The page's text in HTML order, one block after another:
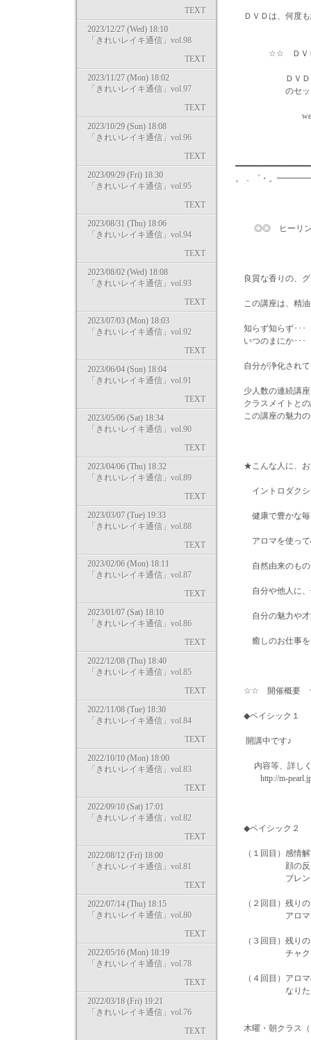
TEXT
2023/12/27 (Wed) 18:10
「きれいレイキ通信」vol.98
TEXT
2023/11/27 (Mon) 18:02
「きれいレイキ通信」vol.97
TEXT
2023/10/29 (Sun) 18:08
「きれいレイキ通信」vol.96
TEXT
2023/09/29 (Fri) 18:30
「きれいレイキ通信」vol.95
TEXT
2023/08/31 (Thu) 18:06
「きれいレイキ通信」vol.94
TEXT
2023/08/02 (Wed) 18:08
「きれいレイキ通信」vol.93
TEXT
2023/07/03 (Mon) 18:03
「きれいレイキ通信」vol.92
TEXT
2023/06/04 (Sun) 18:04
「きれいレイキ通信」vol.91
TEXT
2023/05/06 (Sat) 18:34
「きれいレイキ通信」vol.90
TEXT
2023/04/06 (Thu) 18:32
「きれいレイキ通信」vol.89
TEXT
2023/03/07 (Tue) 19:33
「きれいレイキ通信」vol.88
TEXT
2023/02/06 (Mon) 18:11
「きれいレイキ通信」vol.87
TEXT
2023/01/07 (Sat) 18:10
「きれいレイキ通信」vol.86
TEXT
2022/12/08 (Thu) 18:40
「きれいレイキ通信」vol.85
TEXT
2022/11/08 (Tue) 18:30
「きれいレイキ通信」vol.84
TEXT
2022/10/10 (Mon) 18:00
「きれいレイキ通信」vol.83
TEXT
2022/09/10 (Sat) 17:01
「きれいレイキ通信」vol.82
TEXT
2022/08/12 (Fri) 18:00
「きれいレイキ通信」vol.81
TEXT
2022/07/14 (Thu) 18:15
「きれいレイキ通信」vol.80
TEXT
2022/05/16 (Mon) 18:19
「きれいレイキ通信」vol.78
TEXT
2022/03/18 (Fri) 19:21
「きれいレイキ通信」vol.76
TEXT
ＤＶＤは、何度
☆☆ ＤＶＤキッ
ＤＶＤ１枚、
のセットで１
webショップ
。．゜・。
◎◎ ヒーリン
良質な香りの、グ
この講座は、精油
知らず知らず･･･
いつのまにか･･･
自分が浄化されて
少人数の連続講
クラスメイトと
この講座の魅力の
★こんな人に、お
イントロダクシ
健康で豊かな毎
アロマを使って
自然由来のもの
自分や他人に、
自分の魅力や才
癒しのお仕事を
☆☆ 開催概要
◆ベイシック１
開講中です♪
内容等、詳しく
http://m-pearl.jp/
◆ベイシック２
（１回目）感情
顔の反射区へ
ブレンドオイ
（２回目）残り
アロマを使
（３回目）残り
チャクラマ
（４回目）アロ
なりたい自分
木曜・朝クラス